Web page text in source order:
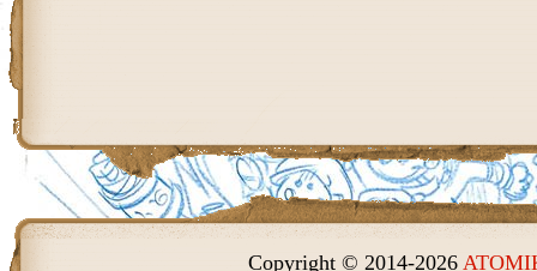
Copyright © 2014-2026